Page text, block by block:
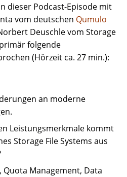
dieser Podcast-Episode mit
vom deutschen Qumulo
Deuschle vom Storage
folgende
(Hörzeit ca. 27 min.):
an moderne
Leistungsmerkmale kommt
Storage File Systems aus
Management, Data